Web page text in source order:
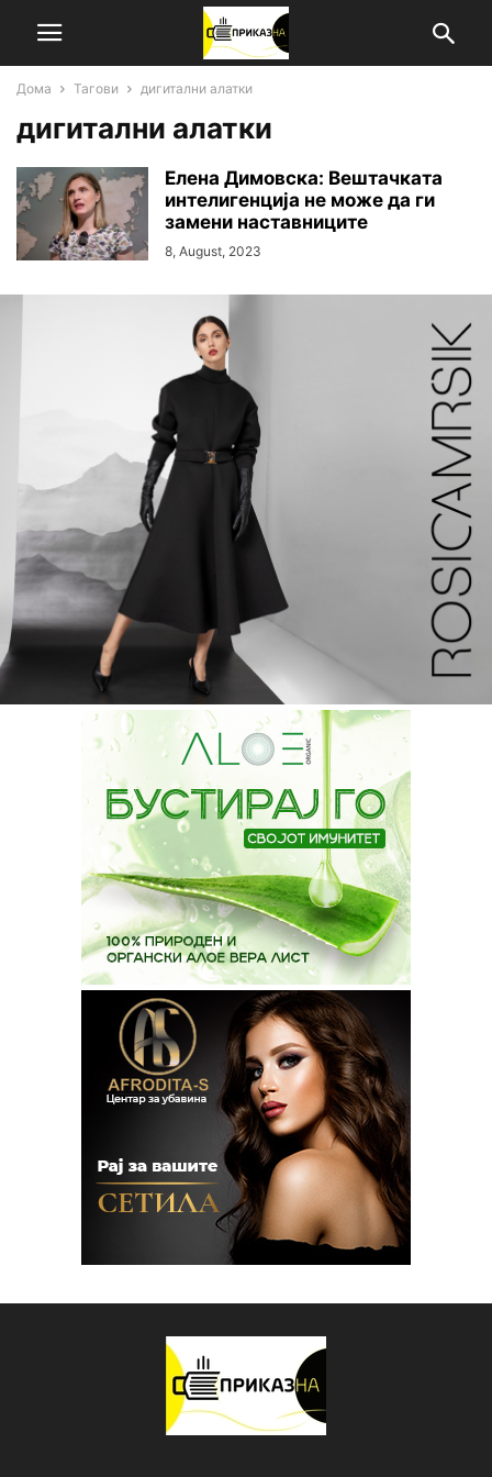
Дома Тагови дигитални алатки
дигитални алатки
Елена Димовска: Вештачката
интелигенција не може да ги
замени наставниците
8, August, 2023